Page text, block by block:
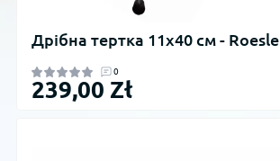
Дрібна тертка 11x40 см - Roesle
0
239,00 Zł